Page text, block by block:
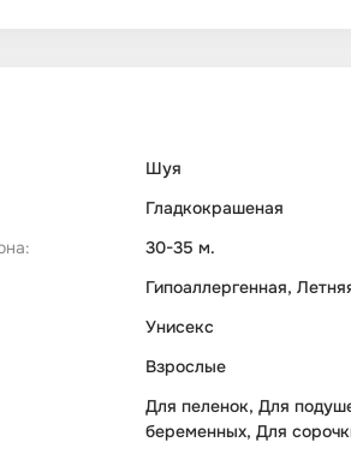
Шуя
Гладкокрашеная
30-35 м.
Гипоаллергенная,
Унисекс
Взрослые
Для пеленок, Для
беременных, Для